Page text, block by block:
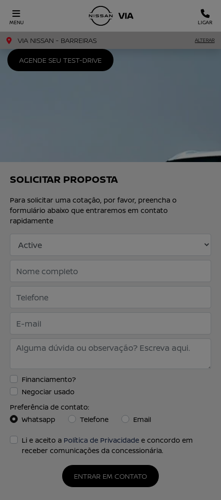
MENU LIGAR
VIA NISSAN - BARREIRAS ALTERAR
SOLICITAR PROPOSTA
Para solicitar uma cotação, por favor, preencha o
formulário abaixo que entraremos em contato
rapidamente
Financiamento?
Negociar usado
Preferência de contato:
Whatsapp
Telefone Email
Li e aceito a Política de Privacidade e concordo em
receber comunicações da concessionária.
ENTRAR EM CONTATO
AGENDE SEU TEST-DRIVE